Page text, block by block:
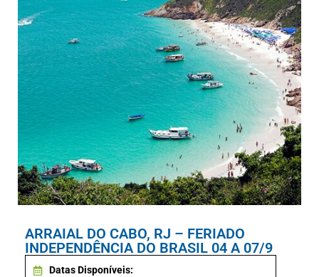
ARRAIAL DO CABO, RJ – FERIADO
INDEPENDÊNCIA DO BRASIL 04 A 07/9
Datas Disponíveis: